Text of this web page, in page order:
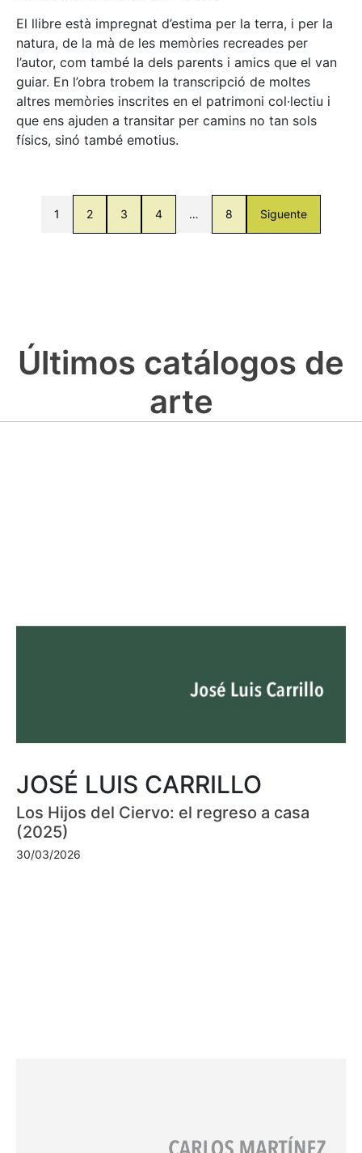
El llibre està impregnat d’estima per la terra, i per la
natura, de la mà de les memòries recreades per
l’autor, com també la dels parents i amics que el van
guiar. En l’obra trobem la transcripció de moltes
altres memòries inscrites en el patrimoni col·lectiu i
que ens ajuden a transitar per camins no tan sols
físics, sinó també emotius.
1 2 3 4 … 8 Siguente
Últimos catálogos de
arte
JOSÉ LUIS CARRILLO
Los Hijos del Ciervo: el regreso a casa
(2025)
30/03/2026